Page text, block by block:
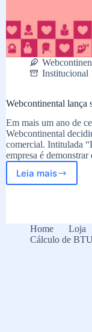
Institucional
Webcontinental lança
Em mais um ano de
Webcontinental
comercial. Intitulada
empresa é
Leia mais
Dia
das
Home Loja
Cálculo de